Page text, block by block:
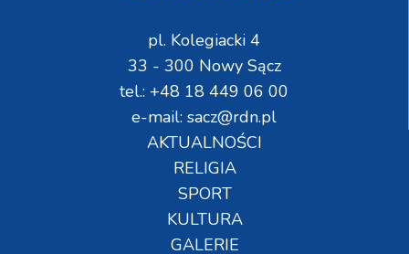
pl. Kolegiacki 4
33 - 300 Nowy Sącz
tel.: +48 18 449 06 00
e-mail: sacz@rdn.pl
AKTUALNOŚCI
RELIGIA
SPORT
KULTURA
GALERIE